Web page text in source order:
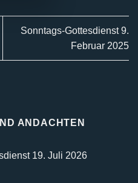
Sonntags-Gottesdienst 9.
Februar 2025
ANDACHTEN
19. Juli 2026